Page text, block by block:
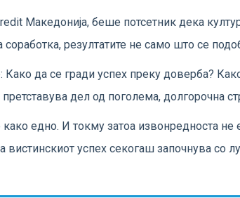
Македонија, беше потсетник дека
резултатите не само што се
да се гради успех преку доверба?
дел од поголема, долгорочна
едно. И токму затоа извонредноста не е
вистинскиот успех секогаш започнува со